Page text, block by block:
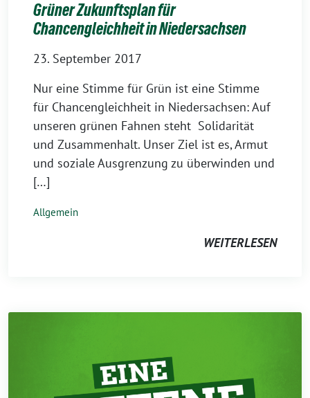
Grüner Zukunftsplan für
Chancengleichheit in Niedersachsen
23. September 2017
Nur eine Stimme für Grün ist eine Stimme
für Chancengleichheit in Niedersachsen: Auf
unseren grünen Fahnen steht Solidarität
und Zusammenhalt. Unser Ziel ist es, Armut
und soziale Ausgrenzung zu überwinden und
[…]
Allgemein
WEITERLESEN